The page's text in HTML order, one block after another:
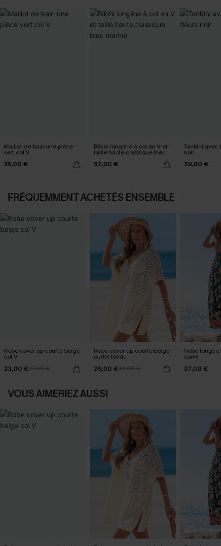
Maillot de bain une pièce
vert col V
35,00 €
Bikini longline à col en V et
taille haute classique bleu
32,00 €
Tankini avec
noir
39,00 €
FRÉQUEMMENT ACHETÉS ENSEMBLE
Robe cover up courte beige
col V
23,00 €27,00 €
Robe cover up courte beige
ourlet fendu
29,00 €32,00 €
Robe
carré
37,00 €
VOUS AIMERIEZ AUSSI